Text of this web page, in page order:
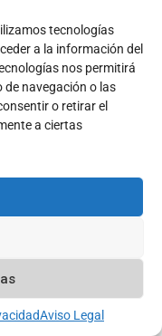
tecnologías
a la información del
nos permitirá
navegación o las
o retirar el
a ciertas
Aviso Legal